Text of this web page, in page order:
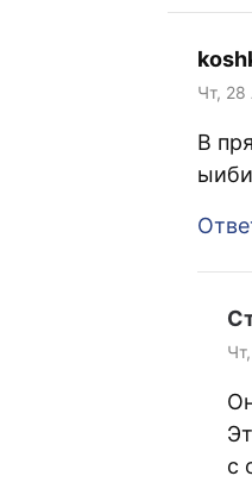
Чт, 28
В
с